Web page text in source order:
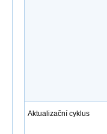
Aktualizační cyklus